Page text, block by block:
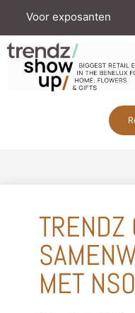
Voor exposanten
TRENDZ
MET